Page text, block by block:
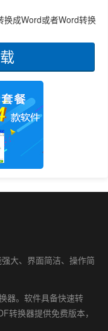
换成Word或者Word转换
大、界面简洁、操作简
器。软件具备快速转
转换器提供免费版本，